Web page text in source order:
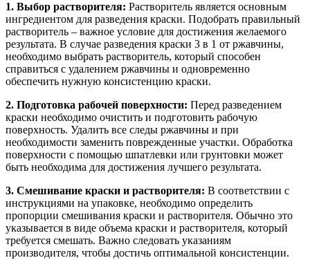
1. Выбор растворителя: Растворитель является основным
ингредиентом для разведения краски. Подобрать правильный
растворитель – важное условие для достижения желаемого
результата. В случае разведения краски 3 в 1 от ржавчины,
необходимо выбрать растворитель, который способен
справиться с удалением ржавчины и одновременно
обеспечить нужную консистенцию краски.
2. Подготовка рабочей поверхности: Перед разведением
краски необходимо очистить и подготовить рабочую
поверхность. Удалить все следы ржавчины и при
необходимости заменить поврежденные участки. Обработка
поверхности с помощью шпатлевки или грунтовки может
быть необходима для достижения лучшего результата.
3. Смешивание краски и растворителя: В соответствии с
инструкциями на упаковке, необходимо определить
пропорции смешивания краски и растворителя. Обычно это
указывается в виде объема краски и растворителя, который
требуется смешать. Важно следовать указаниям
производителя, чтобы достичь оптимальной консистенции.